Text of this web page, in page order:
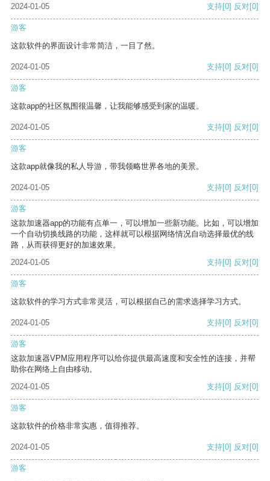
2024-01-05 支持[0] 反对[0]
游客
这款软件的界面设计非常简洁，一目了然。
2024-01-05 支持[0] 反对[0]
游客
这款app的社区氛围很温馨，让我能够感受到家的温暖。
2024-01-05 支持[0] 反对[0]
游客
这款app就像我的私人导游，带我领略世界各地的美景。
2024-01-05 支持[0] 反对[0]
游客
这款加速器app的功能有点单一，可以增加一些新功能。比如，可以增加
一个自动切换线路的功能，这样就可以根据网络情况自动选择最优的线
路，从而获得更好的加速效果。
2024-01-05
支持[0] 反对[0]
游客
这款软件的学习方式非常灵活，可以根据自己的需求选择学习方式。
2024-01-05 支持[0] 反对[0]
游客
这款加速器VPM应用程序可以给你提供最高速度和安全性的连接，并帮
助你在网络上自由移动。
2024-01-05
支持[0] 反对[0]
游客
这款软件的价格非常实惠，值得推荐。
2024-01-05 支持[0] 反对[0]
游客